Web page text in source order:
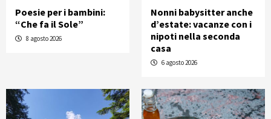
Poesie per i bambini:
“Che fa il Sole”
8 agosto 2026
Nonni babysitter anche
d’estate: vacanze con i
nipoti nella seconda
casa
6 agosto 2026